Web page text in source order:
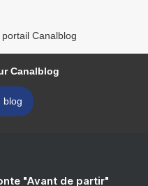
Canalblog
Canalblog
blog
"Avant de partir"